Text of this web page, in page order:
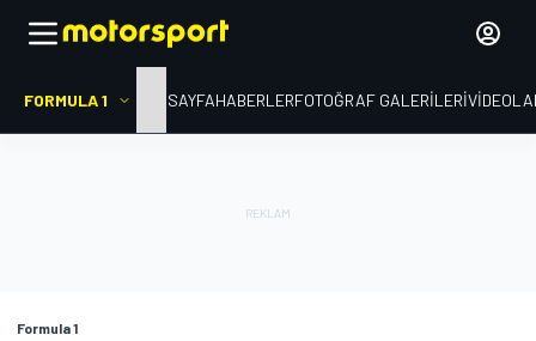
FORMULA 1 ANA SAYFAHABERLERFOTOĞRAF GALERILERI
Formula 1